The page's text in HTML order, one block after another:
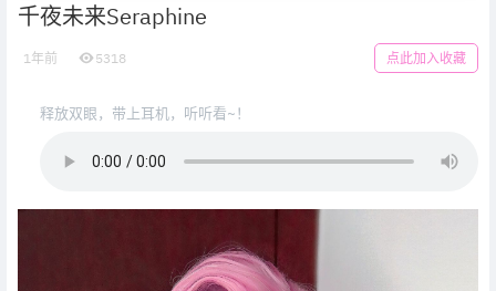
千夜未来Seraphine
1年前 5318 点此加入收藏
释放双眼，带上耳机，听听看~！